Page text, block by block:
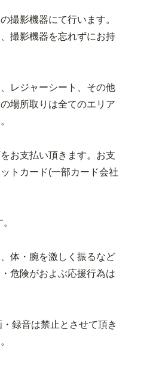
撮影機器にて行います。
撮影機器を忘れずにお持
レジャーシート、その他
場所取りは全てのエリア
お支払い頂きます。お支
トカード(一部カード会社
体・腕を激しく振るなど
危険がおよぶ応援行為は
録音は禁止とさせて頂き